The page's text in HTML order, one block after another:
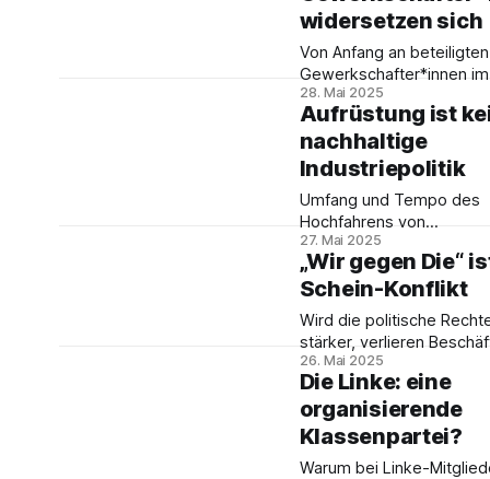
Stange.
anhand von zwei
Umverteilungskämpfen,
umfassende Entlastung
bessere Verteilung der
Arbeitszeit konkret
werden kann.
widersetzen sich
Von Anfang an
Gewerkschafter*innen im
Netzwerk ,widersetzen‘.
Beteiligung ist Teil des
argumentiert der ver.di-
Gewerkschafter Martin
denn sie verbinden nach
Bewegungen und
28. Mai 2025
Aufrüstung ist
nachhaltige
Industriepolitik
Umfang und Tempo des
Hochfahrens von
Rüstungskapazitäten
Charakter konkreter
Kriegsvorbereitungen.
die klassischen
friedenspolitischen
Gewerkschaften, auch
Anstrengungen für eine
ökologische
drohen dabei unter die
geraten.
27. Mai 2025
„Wir gegen Die“
Schein-Konflikt
Wird die politische
stärker, verlieren
schreibt Dave Koch und
darauf hin, dass
keine abstrakte
auch nicht für die
Gewerkschaften.
26. Mai 2025
Die Linke: eine
organisierende
Klassenpartei?
Warum bei Linke-